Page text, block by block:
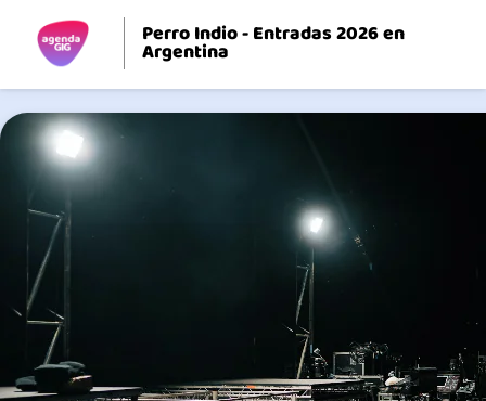
Perro Indio - Entradas 2026 en
Argentina